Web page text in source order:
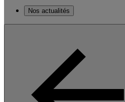
Nos actualités